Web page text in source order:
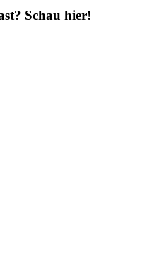
Schau hier!